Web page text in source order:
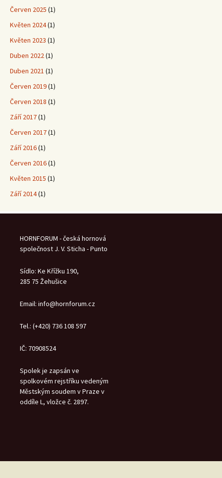
Červen 2025 (1)
Květen 2024(1)
Květen 2023 (1)
Duben 2022(1)
Duben 2021 (1)
Červen 2019(1)
Červen 2018 (1)
Září 2017(1)
Červen 2017(1)
Září 2016(1)
Červen 2016(1)
Květen 2015 (1)
Září 2014(1)
HORNFORUM - česká hornová
společnost J. V. Sticha - Punto
Sídlo: Ke Křížku 190,
285 75 Žehušice
Email: info@hornforum.cz
Tel.: (+420) 736 108 597
IČ: 70908524
Spolek je zapsán ve
spolkovém rejstříku vedeným
Městským soudem v Praze v
oddíle L, vložce č. 2897.